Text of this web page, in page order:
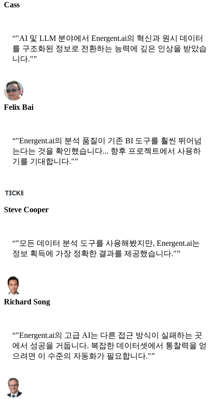
Cass
“"AI 및 LLM 분야에서 Energent.ai의 혁신과 원시 데이터
를 구조화된 정보로 전환하는 능력에 깊은 인상을 받았습
니다."”
Felix Bai
“"Energent.ai의 분석 품질이 기존 BI 도구를 훨씬 뛰어넘
는다는 것을 확인했습니다... 향후 프로젝트에서 사용하
기를 기대합니다."”
Steve Cooper
“"모든 데이터 분석 도구를 사용해봤지만, Energent.ai는
정보 획득에 가장 정확한 결과를 제공했습니다."”
Richard Song
“"Energent.ai의 고급 AI는 다른 접근 방식이 실패하는 곳
에서 성공을 거둡니다. 복잡한 데이터셋에서 통찰력을 얻
으려면 이 수준의 자동화가 필요합니다."”